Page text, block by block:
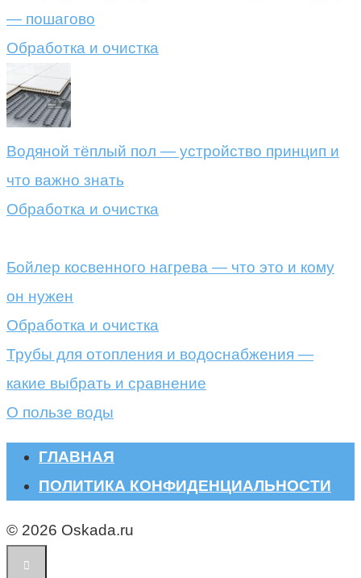
— пошагово
Обработка и очистка
Водяной тёплый пол — устройство принцип и
что важно знать
Обработка и очистка
Бойлер косвенного нагрева — что это и кому
он нужен
Обработка и очистка
Трубы для отопления и водоснабжения —
какие выбрать и сравнение
О пользе воды
ГЛАВНАЯ
ПОЛИТИКА КОНФИДЕНЦИАЛЬНОСТИ
© 2026 Oskada.ru